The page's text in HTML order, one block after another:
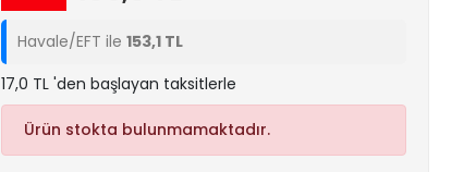
Havale/EFT ile153,1 TL
17,0 TL 'den başlayan taksitlerle
Ürün stokta bulunmamaktadır.